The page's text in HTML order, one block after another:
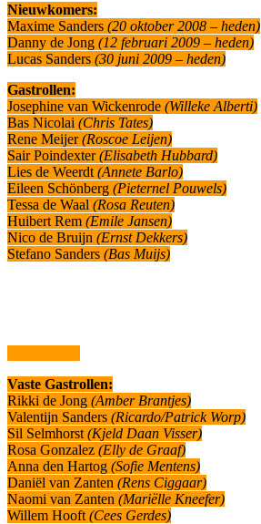
Nieuwkomers:
Maxime Sanders (20 oktober 2008 – heden)
Danny de Jong (12 februari 2009 – heden)
Lucas Sanders (30 juni 2009 – heden)
Gastrollen:
Josephine van Wickenrode (Willeke Alberti)
Bas Nicolai (Chris Tates)
Rene Meijer(Roscoe Leijen)
Sair Poindexter(Elisabeth Hubbard)
Lies de Weerdt (Annete Barlo)
Eileen Schönberg (Pieternel Pouwels)
Tessa de Waal (Rosa Reuten)
Huibert Rem (Emile Jansen)
Nico de Bruijn (Ernst Dekkers)
Stefano Sanders (Bas Muijs)
Vaste Gastrollen:
Rikki de Jong (Amber Brantjes)
Valentijn Sanders (Ricardo/Patrick Worp)
Sil Selmhorst (Kjeld Daan Visser)
Rosa Gonzalez (Elly de Graaf)
Anna den Hartog (Sofie Mentens)
Daniël van Zanten (Rens Ciggaar)
Naomi van Zanten (Mariëlle Kneefer)
Willem Hooft (Cees Gerdes)